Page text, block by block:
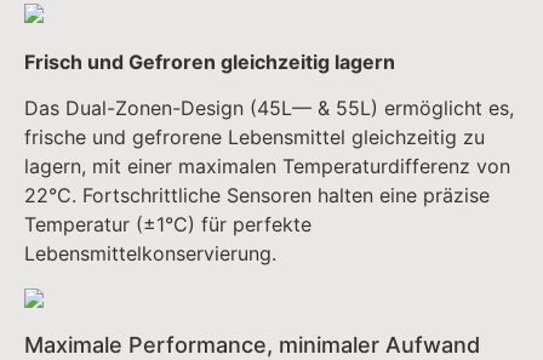
Frisch und Gefroren gleichzeitig lagern
Das Dual-Zonen-Design (45L— & 55L) ermöglicht es,
frische und gefrorene Lebensmittel gleichzeitig zu
lagern, mit einer maximalen Temperaturdifferenz von
22°C. Fortschrittliche Sensoren halten eine präzise
Temperatur (±1°C) für perfekte
Lebensmittelkonservierung.
Maximale Performance, minimaler Aufwand